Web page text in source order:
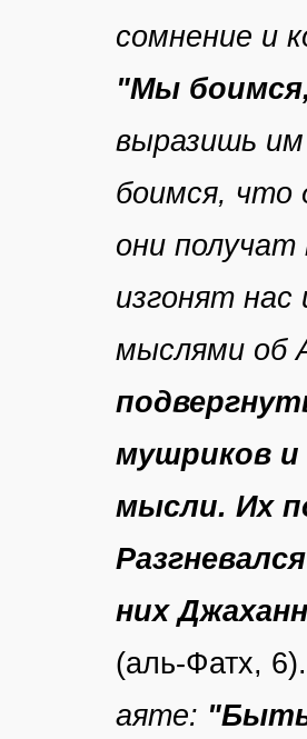
сомнение и
"Мы
выразишь
боимся, что
они
изгонят
мыслями об
мушриков
мысли. Их
них
(аль-Фатх, 6).
аяте: